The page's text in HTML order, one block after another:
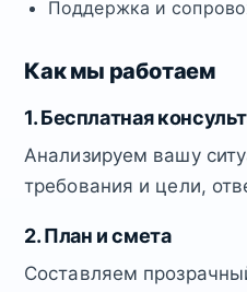
Поддержка и
Как мы работаем
1. Бесплатная
Анализируем вашу
требования и цели,
2. План и смета
Составляем